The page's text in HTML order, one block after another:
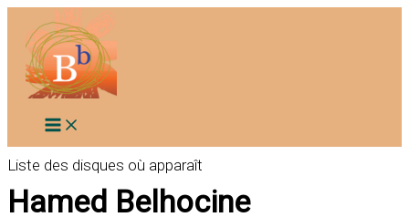
contenu
Liste des disques où apparaît
Hamed Belhocine